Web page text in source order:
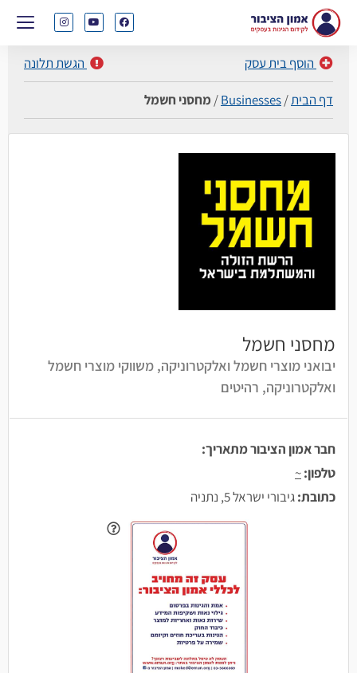
הוסף בית עסק הגשת תלונה
דף הבית/
Businesses
/ מחסני חשמל
מחסני חשמל
יבואני מוצרי חשמל ואלקטרוניקה, משווקי מוצרי חשמל
ואלקטרוניקה, רהיטים
חבר אמון הציבור מתאריך:
טלפון:~
כתובת:גיבורי ישראל 5, נתניה